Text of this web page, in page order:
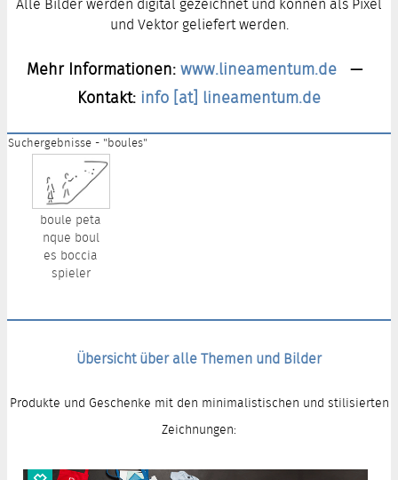
und Vektor geliefert werden.
Mehr Informationen:www.lineamentum.de —
Kontakt: info [at] lineamentum.de
Suchergebnisse - "boules"
boule peta
nque boul
es boccia
spieler
Übersicht über alle Themen und Bilder
Produkte und Geschenke mit den minimalistischen und stilisierten
Zeichnungen: